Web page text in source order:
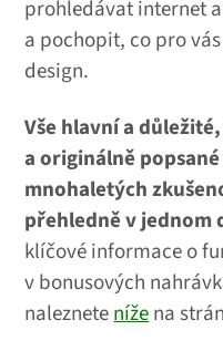
prohledávat internet
a pochopit, co pro
design.
Vše hlavní a
a originálně
mnohaletých
přehledně v
klíčové informace o
v bonusových
naleznetenížena